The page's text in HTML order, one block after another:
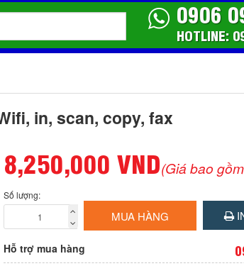
0906
HOTLINE:
in, scan, copy, fax
8,250,000 VND(Giá bao
Số lượng:
MUA HÀNG
Hỗ trợ mua hàng